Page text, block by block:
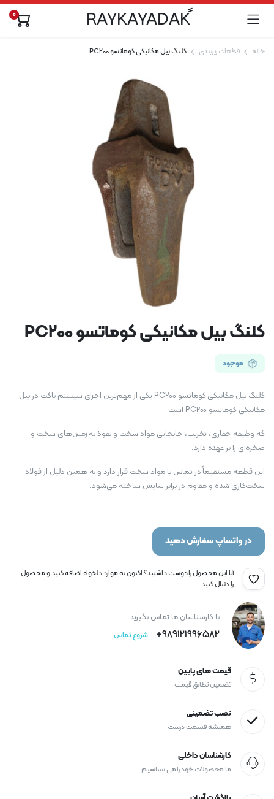
ًRAYKAYADAK 0
خانه قطعات زیربندی کلنگ بیل مکانیکی کوماتسو PC200
کلنگ بیل مکانیکی کوماتسو PC200
موجود
کلنگ بیل مکانیکی کوماتسو PC200 یکی از مهم‌ترین اجزای سیستم باکت در بیل
مکانیکی کوماتسو PC200 است
که وظیفه حفاری، تخریب، جابجایی مواد سخت و نفوذ به زمین‌های سخت و
صخره‌ای را بر عهده دارد.
این قطعه مستقیماً در تماس با مواد سخت قرار دارد و به همین دلیل از فولاد
سخت‌کاری شده و مقاوم در برابر سایش ساخته می‌شود.
در واتساپ سفارش دهید
آیا این محصول را دوست داشتید؟ اکنون به موارد دلخواه اضافه کنید و محصول
را دنبال کنید.
با کارشناسان ما تماس بگیرید.
989121996582+ شروع تماس
قیمت های پایین
تضمین تطابق قیمت
نصب تضمینی
همیشه قسمت درست
کارشناسان داخلی
ما محصولات خود را می شناسیم